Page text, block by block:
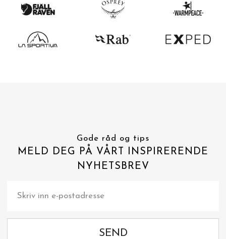
Gode råd og tips
MELD DEG PÅ VÅRT INSPIRERENDE
NYHETSBREV
SEND